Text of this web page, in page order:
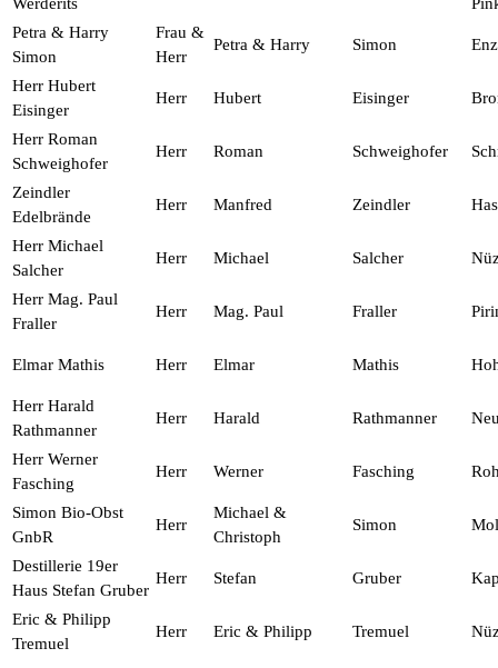
Werderits
Petra & Harry
Simon
Frau &
Herr
Petra & Harry Simon
Herr Hubert
Eisinger
Herr Hubert Eisinger
Herr Roman
Schweighofer
Herr Roman Schweighofer
Zeindler
Edelbrände
Herr Manfred Zeindler
Herr Michael
Salcher
Herr Michael Salcher
Herr Mag. Paul
Fraller
Herr Mag. Paul Fraller
Elmar Mathis Herr Elmar Mathis
Herr Harald
Rathmanner
Herr Harald Rathmanner
Herr Werner
Fasching
Herr Werner Fasching
Simon Bio-Obst
GnbR
Herr
Michael &
Christoph
Simon
Destillerie 19er
Haus Stefan Gruber
Herr Stefan Gruber
Eric & Philipp
Tremuel
Herr Eric & Philipp Tremuel